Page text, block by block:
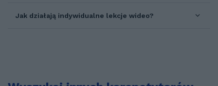
Jak działają indywidualne lekcje wideo?